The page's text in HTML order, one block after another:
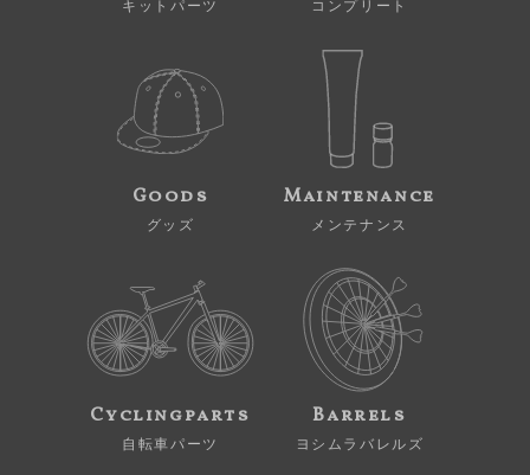
キットパーツ コンプリート
Goods
グッズ
Maintenance
メンテナンス
Cyclingparts
自転車パーツ
Barrels
ヨシムラバレルズ